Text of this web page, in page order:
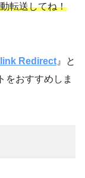
転送してね！
Redirect 』と
をおすすめしま